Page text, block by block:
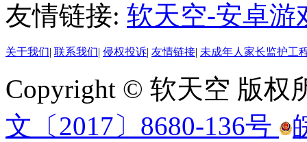
友情链接: 软天空-安卓游
关于我们| 联系我们| 侵权投诉| 友情链接| 未成年人家长监护工
Copyright © 软天空 版权
文〔2017〕8680-136号